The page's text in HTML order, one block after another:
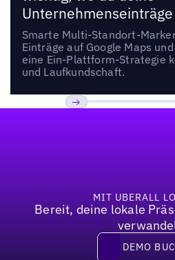
Smarte Multi-Standort-
Einträge auf Google Maps
eine Ein-Plattform-Strategie
und Laufkundschaft.
MIT UBERALL
Bereit, deine lokale
DEMODEMO